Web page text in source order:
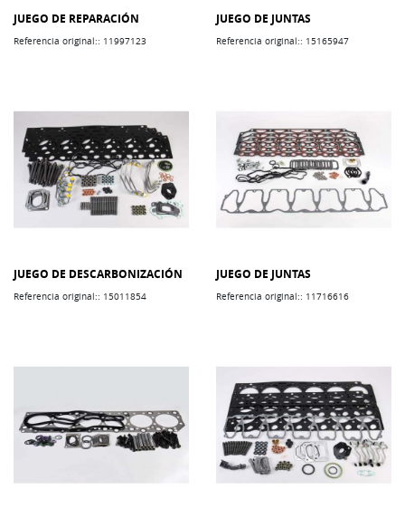
JUEGO DE REPARACIÓN
Referencia original:: 11997123
JUEGO DE JUNTAS
Referencia original:: 15165947
JUEGO DE DESCARBONIZACIÓN
Referencia original:: 15011854
JUEGO DE JUNTAS
Referencia original:: 11716616